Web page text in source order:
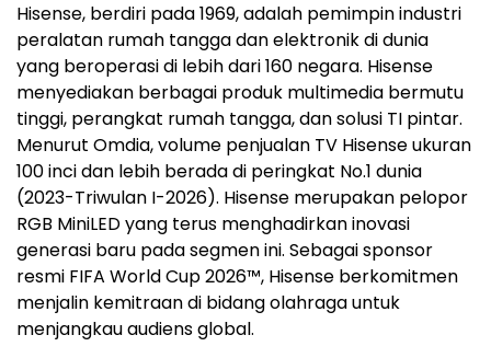
Hisense, berdiri pada 1969, adalah pemimpin industri
peralatan rumah tangga dan elektronik di dunia
yang beroperasi di lebih dari 160 negara. Hisense
menyediakan berbagai produk multimedia bermutu
tinggi, perangkat rumah tangga, dan solusi TI pintar.
Menurut Omdia, volume penjualan TV Hisense ukuran
100 inci dan lebih berada di peringkat No.1 dunia
(2023-Triwulan I-2026). Hisense merupakan pelopor
RGB MiniLED yang terus menghadirkan inovasi
generasi baru pada segmen ini. Sebagai sponsor
resmi FIFA World Cup 2026™, Hisense berkomitmen
menjalin kemitraan di bidang olahraga untuk
menjangkau audiens global.